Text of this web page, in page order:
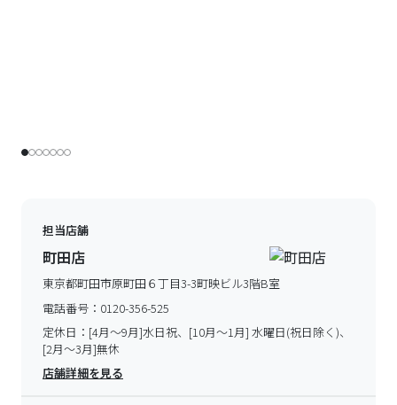
担当店舗
町田店
東京都町田市原町田６丁目3-3町映ビル3階B室
電話番号： 0120-356-525
定休日： [4月～9月]水日祝、[10月～1月] 水曜日(祝日除く)、
[2月～3月]無休
店舗詳細を見る